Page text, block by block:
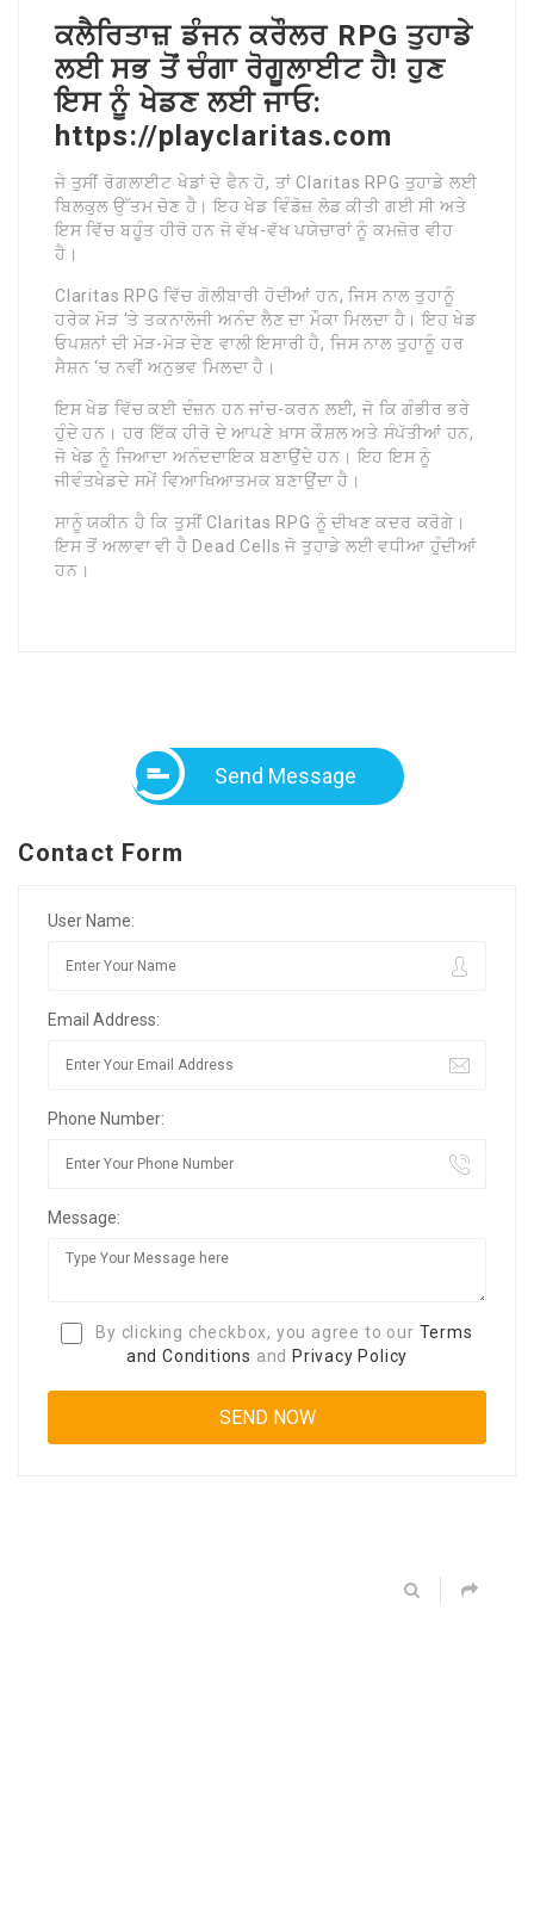
ਕਲੈਰਿਤਾਜ਼ ਡੰਜਨ ਕਰੌਲਰ RPG ਤੁਹਾਡੇ
ਲਈ ਸਭ ਤੋਂ ਚੰਗਾ ਰੋਗੂਲਾਈਟ ਹੈ! ਹੁਣ
ਇਸ ਨੂੰ ਖੇਡਣ ਲਈ ਜਾਓ:
https://playclaritas.com
ਜੇ ਤੁਸੀਂ ਰੋਗਲਾਈਟ ਖੇਡਾਂ ਦੇ ਫੈਨ ਹੋ, ਤਾਂ Claritas RPG ਤੁਹਾਡੇ ਲਈ
ਬਿਲਕੁਲ ਉੱਤਮ ਚੋਣ ਹੈ। ਇਹ ਖੇਡ ਵਿੰਡੋਜ਼ ਲੋਡ ਕੀਤੀ ਗਈ ਸੀ ਅਤੇ
ਇਸ ਵਿੱਚ ਬਹੂੰਤ ਹੀਰੋ ਹਨ ਜੋ ਵੱਖ-ਵੱਖ ਪਯੇਚਾਰਾਂ ਨੂੰ ਕਮਜ਼ੋਰ ਵੀਹ
ਹੈ।
Claritas RPG ਵਿੱਚ ਗੋਲੀਬਾਰੀ ਹੋਦੀਆਂ ਹਨ, ਜਿਸ ਨਾਲ ਤੁਹਾਨੂੰ
ਹਰੇਕ ਮੋੜ ‘ਤੇ ਤਕਨਾਲੋਜੀ ਅਨੰਦ ਲੈਣ ਦਾ ਮੌਕਾ ਮਿਲਦਾ ਹੈ। ਇਹ ਖੇਡ
ਓਪਸ਼ਨਾਂ ਦੀ ਮੋੜ-ਮੋੜ ਦੇਣ ਵਾਲੀ ਇਸਾਰੀ ਹੈ, ਜਿਸ ਨਾਲ ਤੁਹਾਨੂੰ ਹਰ
ਸੈਸ਼ਨ ‘ਚ ਨਵੀਂ ਅਨੁਭਵ ਮਿਲਦਾ ਹੈ।
ਇਸ ਖੇਡ ਵਿੱਚ ਕਈ ਦੰਜ਼ਨ ਹਨ ਜਾਂਚ-ਕਰਨ ਲਈ, ਜੋ ਕਿ ਗੰਭੀਰ ਭਰੇ
ਹੁੰਦੇ ਹਨ। ਹਰ ਇੱਕ ਹੀਰੋ ਦੇ ਆਪਣੇ ਖ਼ਾਸ ਕੌਸ਼ਲ ਅਤੇ ਸੰਪੱਤੀਆਂ ਹਨ,
ਜੋ ਖੇਡ ਨੂੰ ਜਿਆਦਾ ਅਨੰਦਦਾਇਕ ਬਣਾਉਂਦੇ ਹਨ। ਇਹ ਇਸ ਨੂੰ
ਜੀਵੰਤਖੇਡਦੇ ਸਮੇਂ ਵਿਆਖਿਆਤਮਕ ਬਣਾਉਂਦਾ ਹੈ।
ਸਾਨੂੰ ਯਕੀਨ ਹੈ ਕਿ ਤੁਸੀਂ Claritas RPG ਨੂੰ ਦੀਖਣ ਕਦਰ ਕਰੋਗੇ।
ਇਸ ਤੋਂ ਅਲਾਵਾ ਵੀ ਹੈ Dead Cells ਜੋ ਤੁਹਾਡੇ ਲਈ ਵਧੀਆ ਹੁੰਦੀਆਂ
ਹਨ।
Send Message
Contact Form
User Name:
Email Address:
Phone Number:
Message:
By clicking checkbox, you agree to our Terms
and Conditions and Privacy Policy